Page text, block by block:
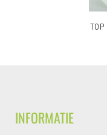
INFORMATIE